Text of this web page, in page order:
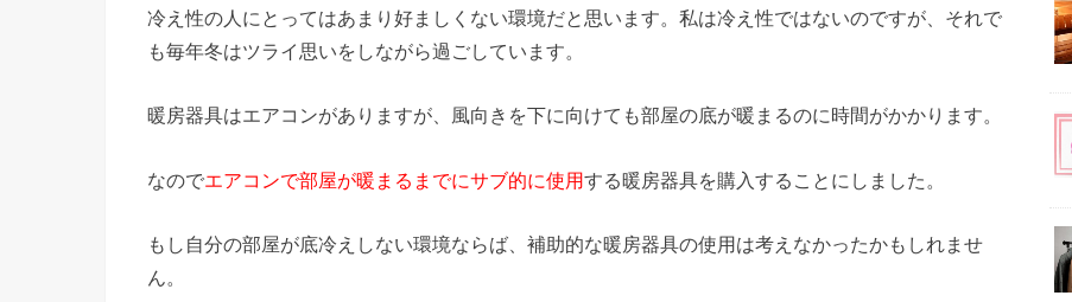
冷え性の人にとってはあまり好ましくない環境だと思います。私は冷え性ではないのですが、それで
も毎年冬はツライ思いをしながら過ごしています。
暖房器具はエアコンがありますが、風向きを下に向けても部屋の底が暖まるのに時間がかかります。
なのでエアコンで部屋が暖まるまでにサブ的に使用する暖房器具を購入することにしました。
もし自分の部屋が底冷えしない環境ならば、補助的な暖房器具の使用は考えなかったかもしれませ
ん。